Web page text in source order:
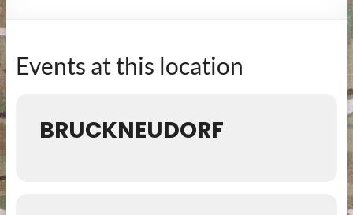
Events at this location
BRUCKNEUDORF